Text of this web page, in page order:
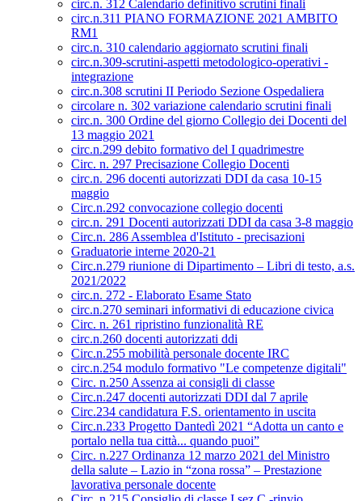
circ.n. 312 Calendario definitivo scrutini finali
circ.n.311 PIANO FORMAZIONE 2021 AMBITO
RM1
circ.n. 310 calendario aggiornato scrutini finali
circ.n.309-scrutini-aspetti metodologico-operativi -
integrazione
circ.n.308 scrutini II Periodo Sezione Ospedaliera
circolare n. 302 variazione calendario scrutini finali
circ.n. 300 Ordine del giorno Collegio dei Docenti del
13 maggio 2021
circ.n.299 debito formativo del I quadrimestre
Circ. n. 297 Precisazione Collegio Docenti
circ.n. 296 docenti autorizzati DDI da casa 10-15
maggio
Circ.n.292 convocazione collegio docenti
circ.n. 291 Docenti autorizzati DDI da casa 3-8 maggio
Circ.n. 286 Assemblea d'Istituto - precisazioni
Graduatorie interne 2020-21
Circ.n.279 riunione di Dipartimento – Libri di testo, a.s.
2021/2022
circ.n. 272 - Elaborato Esame Stato
circ.n.270 seminari informativi di educazione civica
Circ. n. 261 ripristino funzionalità RE
circ.n.260 docenti autorizzati ddi
Circ.n.255 mobilità personale docente IRC
circ.n.254 modulo formativo "Le competenze digitali"
Circ. n.250 Assenza ai consigli di classe
Circ.n.247 docenti autorizzati DDI dal 7 aprile
Circ.234 candidatura F.S. orientamento in uscita
Circ.n.233 Progetto Dantedì 2021 “Adotta un canto e
portalo nella tua città... quando puoi”
Circ. n.227 Ordinanza 12 marzo 2021 del Ministro
della salute – Lazio in “zona rossa” – Prestazione
lavorativa personale docente